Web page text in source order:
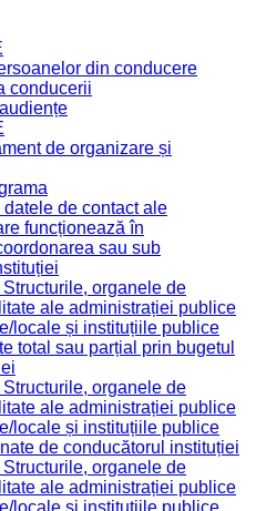
din conducere
conducerii
de organizare și
datele de contact ale
funcționează în
sau sub
Structurile, organele de
ale administrației publice
locale și instituțiile publice
total sau parțial prin bugetul
Structurile, organele de
ale administrației publice
locale și instituțiile publice
de conducătorul instituției
Structurile, organele de
ale administrației publice
locale și instituțiile publice